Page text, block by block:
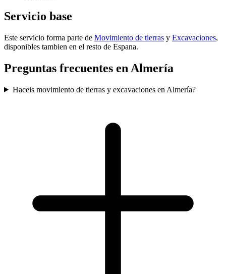
Servicio base
Este servicio forma parte de Movimiento de tierras y Excavaciones,
disponibles tambien en el resto de Espana.
Preguntas frecuentes en Almería
Haceis movimiento de tierras y excavaciones en Almería?